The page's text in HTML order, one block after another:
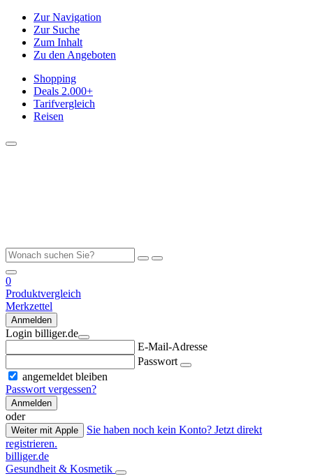
Zur Navigation
Zur Suche
Zum Inhalt
Zu den Angeboten
Shopping
Deals 2.000+
Tarifvergleich
Reisen
0
Produktvergleich
Merkzettel
Anmelden
Login billiger.de
E-Mail-Adresse
Passwort
angemeldet bleiben
Passwort vergessen?
Anmelden
oder
Weiter mit Apple
Sie haben noch kein Konto? Jetzt direkt
registrieren.
billiger.de
Gesundheit & Kosmetik